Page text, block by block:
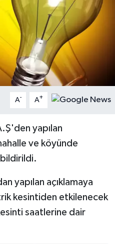
A- A+
yapılan
ve köyünde
yapılan açıklamaya
kesintiden etkilenecek
saatlerine dair